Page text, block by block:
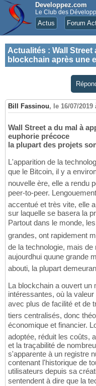
Developpez.com
Le Club des
Actus Forum
Actualités : Wall Street
blockchain après une
Bill Fassinou, le 16/07/2019
Wall Street a du mal à
euphorie précoce
la plupart des projets
L'apparition de la
que le Bitcoin, il y a
nouvelle ère, elle a rendu
peer-to-peer.
accentué et très vite, elle
sur laquelle se basera la
Partout dans le monde,
grandes, ont rapidement
de la technologie, mais
aujourdhui quune grande
abouti, la plupart
La blockchain a ouvert un
intéressantes, où la
avec plus de facilité et de
tiers centralisés, donc
économique et financier.
adoptée, réduit les coûts,
et la traçabilité de
s'apparente à un registre
contenant l'historique de
utilisateurs depuis sa
sentendent à dire que la